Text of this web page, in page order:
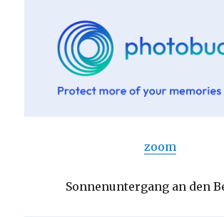
zoom
Sonnenuntergang an den